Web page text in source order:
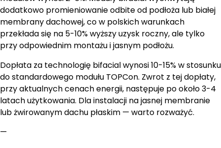
dodatkowo promieniowanie odbite od podłoża lub białej
membrany dachowej, co w polskich warunkach
przekłada się na 5-10% wyższy uzysk roczny, ale tylko
przy odpowiednim montażu i jasnym podłożu.
Dopłata za technologię bifacial wynosi 10-15% w stosunku
do standardowego modułu TOPCon. Zwrot z tej dopłaty,
przy aktualnych cenach energii, następuje po około 3-4
latach użytkowania. Dla instalacji na jasnej membranie
lub żwirowanym dachu płaskim — warto rozważyć.
—